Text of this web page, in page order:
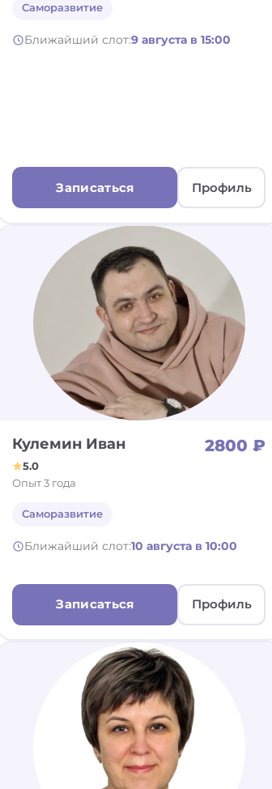
Саморазвитие
Ближайший слот:9 августа в 15:00
Записаться Профиль
Кулемин Иван 2800 ₽
5.0
Опыт 3 года
Саморазвитие
Ближайший слот:10 августа в 10:00
Записаться Профиль